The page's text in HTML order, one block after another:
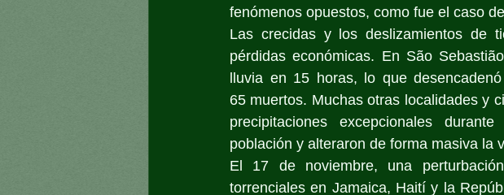
fenómenos opuestos, como fue el caso
Las crecidas y los deslizamientos de
pérdidas económicas. En São
lluvia en 15 horas, lo que
65 muertos. Muchas otras localidades y
precipitaciones excepcionales
población y alteraron de forma masiva la
El 17 de noviembre, una
torrenciales en Jamaica, Haití y la